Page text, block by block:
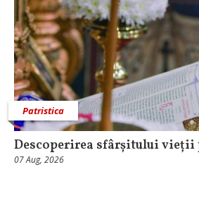
Patristica
Descoperirea sfârșitului vieții
07 Aug, 2026